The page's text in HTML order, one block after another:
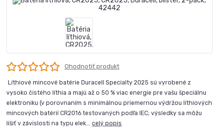
Ohodnotiť produkt
Líthiové mincové batérie Duracell Specialty 2025 sú vyrobené z
vysoko čistého líthia a majú až o 50 % viac energie pre vašu špeciálnu
elektroniku (v porovnaním s minimálnou priemernou výdržou líthiových
mincových batérií CR2016 testovaných podľa IEC; výsledky sa môžu
líšiť v závislosti na typu elek...celý popis